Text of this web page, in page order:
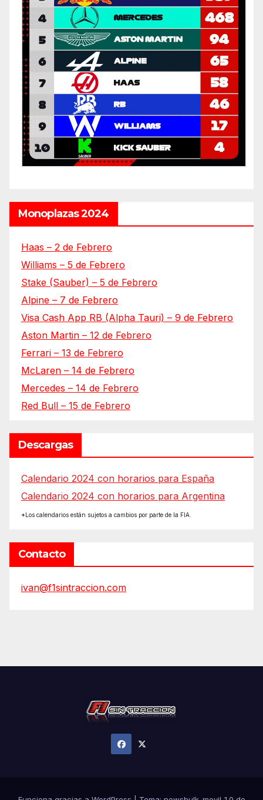
Monoplazas 2024
Haas – 2 de Febrero
Williams – 5 de Febrero
Stake (Sauber) – 5 de Febrero
Alpine – 7 de Febrero
Visa Cash App RB (Alpha Tauri) – 9 de Febrero
Aston Martin – 12 de Febrero
Ferrari – 13 de Febrero
McLaren – 14 de Febrero
Mercedes – 14 de Febrero
Red Bull – 15 de Febrero
Descargas
Calendario 2024 con horarios para España
Calendario 2024 con horarios para Argentina
*Los calendarios están sujetos a cambios por parte de la FIA.
Contacto
ivan@f1sintraccion.com